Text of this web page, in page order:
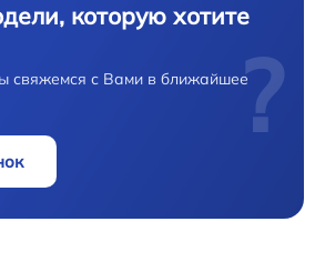
которую хотите
свяжемся с Вами в ближайшее?